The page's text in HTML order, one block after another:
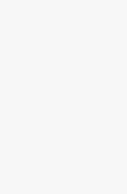
Garantie 1
Sur tous nos
La bouteille d’encre
solution idéale pour
spécifiquement pour
couleurs éclatantes et
elle résiste à la